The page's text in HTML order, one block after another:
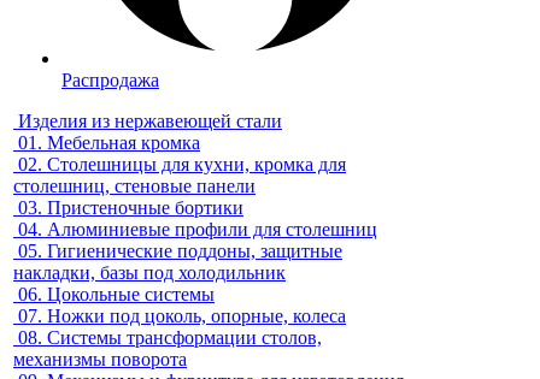
Распродажа
Изделия из нержавеющей стали
01. Мебельная кромка
02. Столешницы для кухни, кромка для
столешниц, стеновые панели
03. Пристеночные бортики
04. Алюминиевые профили для столешниц
05. Гигиенические поддоны, защитные
накладки, базы под холодильник
06. Цокольные системы
07. Ножки под цоколь, опорные, колеса
08. Системы трансформации столов,
механизмы поворота